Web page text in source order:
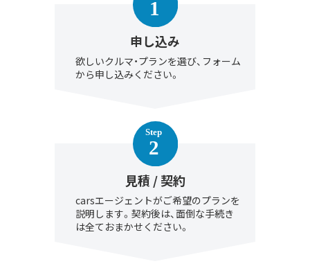
申し込み
欲しいクルマ・プランを選び、フォーム
から申し込みください。
見積 / 契約
carsエージェントがご希望のプランを
説明します。契約後は、面倒な手続き
は全ておまかせください。